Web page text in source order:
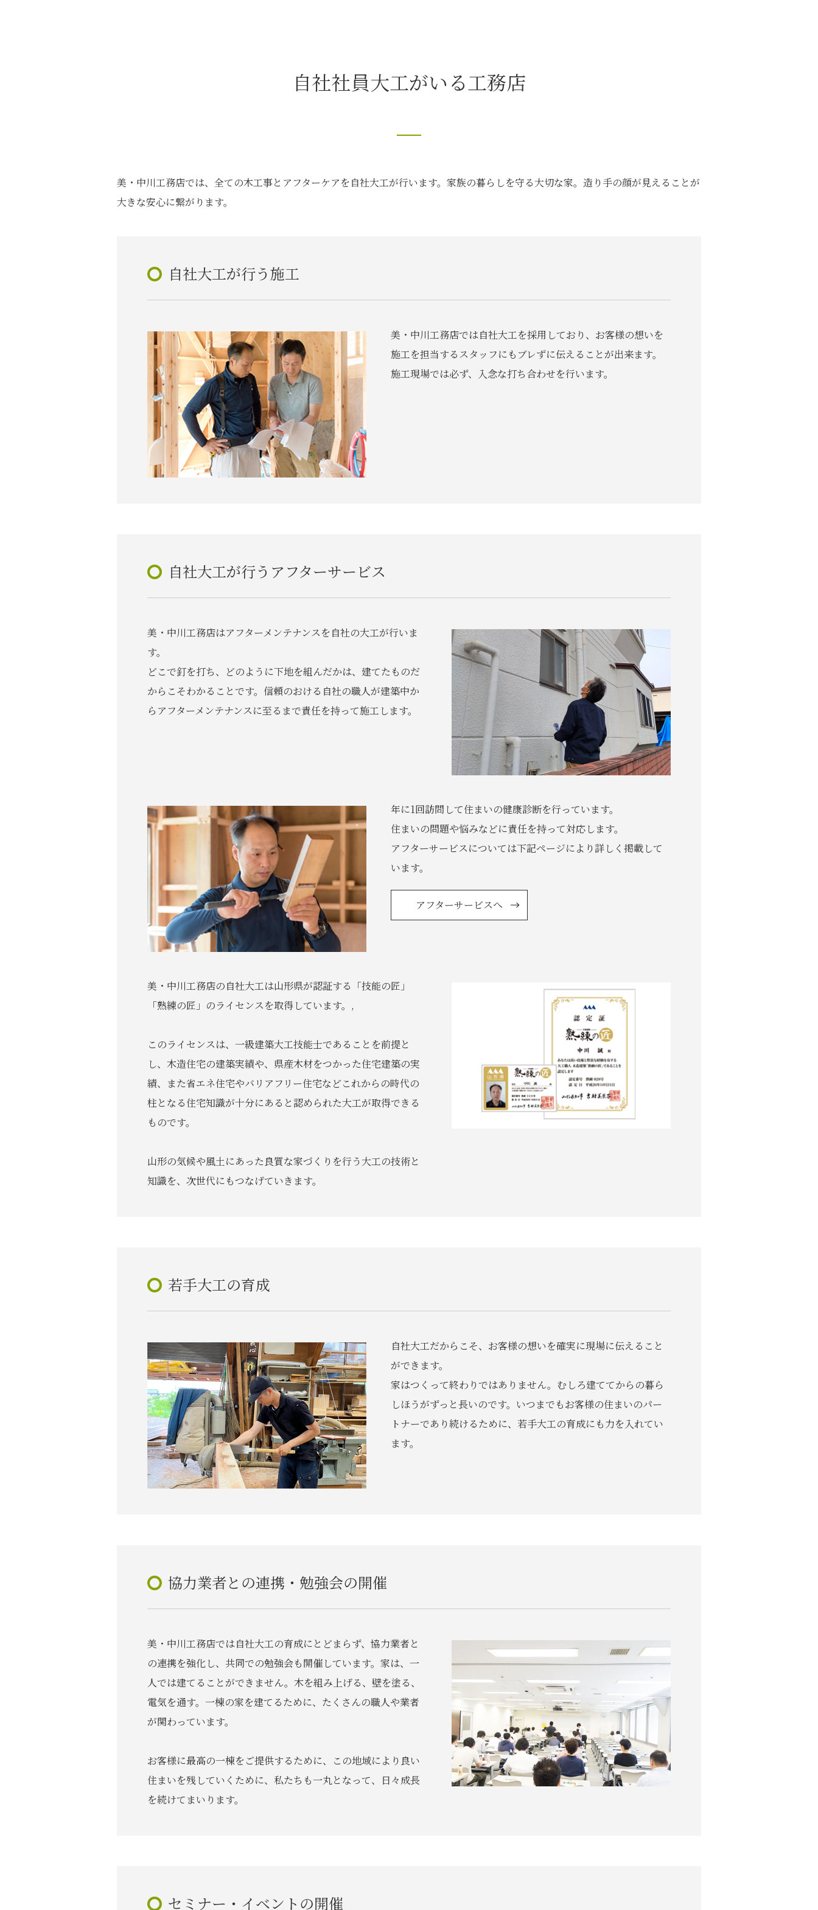
自社社員大工がいる工務店
美・中川工務店では、全ての木工事とアフターケアを自社大工が行います。家族の暮らしを守る大切な家。造り手の顔が見えることが
大きな安心に繋がります。
自社大工が行う施工
美・中川工務店では自社大工を採用しており、お客様の想いを
施工を担当するスタッフにもブレずに伝えることが出来ます。
施工現場では必ず、入念な打ち合わせを行います。
自社大工が行うアフターサービス
美・中川工務店はアフターメンテナンスを自社の大工が行いま
す。
どこで釘を打ち、どのように下地を組んだかは、建てたものだ
からこそわかることです。信頼のおける自社の職人が建築中か
らアフターメンテナンスに至るまで責任を持って施工します。
年に1回訪問して住まいの健康診断を行っています。
住まいの問題や悩みなどに責任を持って対応します。
アフターサービスについては下記ページにより詳しく掲載して
います。
アフターサービスへ
美・中川工務店の自社大工は山形県が認証する「技能の匠」
「熟練の匠」のライセンスを取得しています。,
このライセンスは、一級建築大工技能士であることを前提と
し、木造住宅の建築実績や、県産木材をつかった住宅建築の実
績、また省エネ住宅やバリアフリー住宅などこれからの時代の
柱となる住宅知識が十分にあると認められた大工が取得できる
ものです。
山形の気候や風土にあった良質な家づくりを行う大工の技術と
知識を、次世代にもつなげていきます。
若手大工の育成
自社大工だからこそ、お客様の想いを確実に現場に伝えること
ができます。
家はつくって終わりではありません。むしろ建ててからの暮ら
しほうがずっと長いのです。いつまでもお客様の住まいのパー
トナーであり続けるために、若手大工の育成にも力を入れてい
ます。
協力業者との連携・勉強会の開催
美・中川工務店では自社大工の育成にとどまらず、協力業者と
の連携を強化し、共同での勉強会も開催しています。家は、一
人では建てることができません。木を組み上げる、壁を塗る、
電気を通す。一棟の家を建てるために、たくさんの職人や業者
が関わっています。
お客様に最高の一棟をご提供するために、この地域により良い
住まいを残していくために、私たちも一丸となって、日々成長
を続けてまいります。
セミナー・イベントの開催